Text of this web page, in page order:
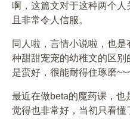
啊，这篇文对于这种两个
且非常令人信服。
同人啦，言情小说啦，也
种甜甜宠宠的幼稚文的区
是蛮好，很能耐得住琢磨
最近在做beta的魔药课，
觉得也非常好，当初只看